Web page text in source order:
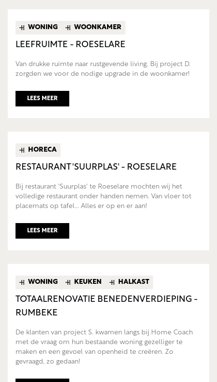
WONING WOONKAMER
LEEFRUIMTE - ROESELARE
Van drukke ruimte naar rustgevende living. Bij project D.
zorgden we voor de nodige upgrade in de woonkamer!
LEES MEER
HORECA
RESTAURANT 'SUURPLAS' - ROESELARE
Bij restaurant 'Suurplas' te Roeselare mochten wij het
volledige restaurant onder handen nemen. Van vloer tot
placemats op tafel... Alles er op en er aan!
LEES MEER
WONING KEUKEN HALKAST
TOTAALRENOVATIE BENEDENVERDIEPING -
RUMBEKE
De klanten van project S. kwamen langs bij Home Coach
met de vraag om hun bestaande woning gezelliger te
maken en een gevoel van openheid te creëren. Zo
gevraagd, zo gedaan!